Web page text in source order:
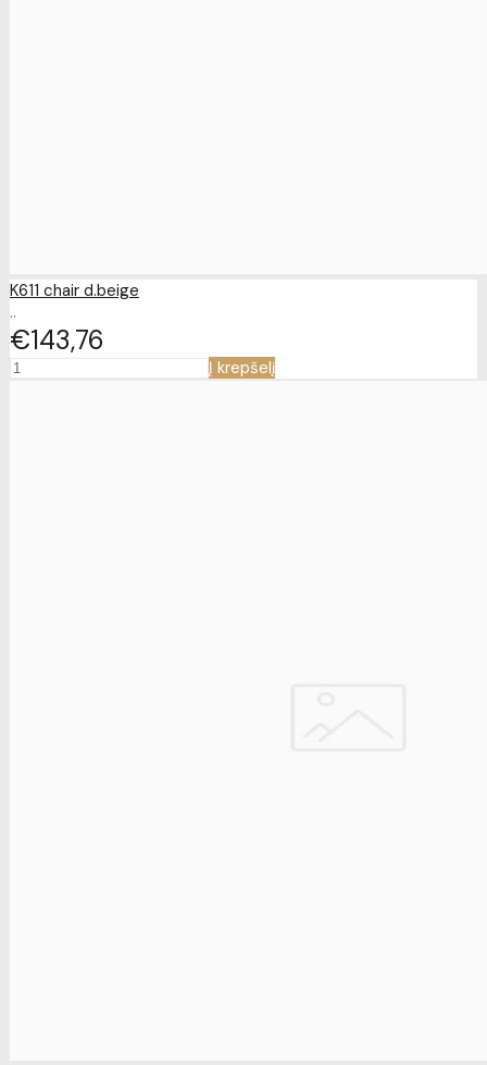
K611 chair d.beige
..
€143 76
Į krepšelį